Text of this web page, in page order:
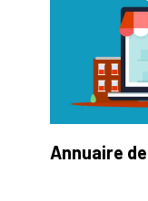
Annuaire